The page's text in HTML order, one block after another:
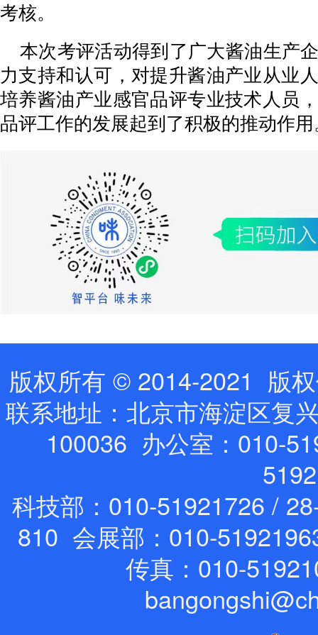
考核。
本次考评活动得到了广大酱油生产
力支持和认可，对提升酱油产业从业
培养酱油产业感官品评专业技术人员
品评工作的发展起到了积极的推动作用
版权所有 © 2014-2021 版
联系地址：北京市海淀区复
100036 办公室：010-
科技部：010-51921726 /
810 会展部：010-
传真：010-